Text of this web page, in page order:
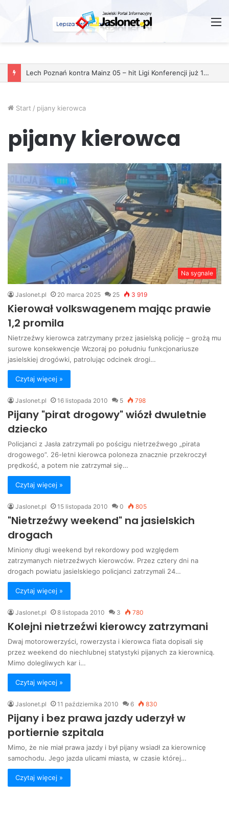
Lech Poznań kontra Mainz 05 – hit Ligi Konferencji już 11 grudnia
Start / pijany kierowca
pijany kierowca
Na sygnale
Jaslonet.pl 20 marca 2025 25 3 919
Kierował volkswagenem mając prawie
1,2 promila
Nietrzeźwy kierowca zatrzymany przez jasielską policję – grożą mu
surowe konsekwencje Wczoraj po południu funkcjonariusze
jasielskiej drogówki, patrolując odcinek drogi…
Czytaj więcej »
Jaslonet.pl 16 listopada 2010 5 798
Pijany "pirat drogowy" wiózł dwuletnie
dziecko
Policjanci z Jasła zatrzymali po pościgu nietrzeźwego „pirata
drogowego”. 26-letni kierowca poloneza znacznie przekroczył
prędkość, a potem nie zatrzymał się…
Czytaj więcej »
Jaslonet.pl 15 listopada 2010 0 805
"Nietrzeźwy weekend" na jasielskich
drogach
Miniony długi weekend był rekordowy pod względem
zatrzymanych nietrzeźwych kierowców. Przez cztery dni na
drogach powiatu jasielskiego policjanci zatrzymali 24…
Czytaj więcej »
Jaslonet.pl 8 listopada 2010 3 780
Kolejni nietrzeźwi kierowcy zatrzymani
Dwaj motorowerzyści, rowerzysta i kierowca fiata dopisali się
przez weekend do niechlubnej statystyki pijanych za kierownicą.
Mimo dolegliwych kar i…
Czytaj więcej »
Jaslonet.pl 11 października 2010 6 830
Pijany i bez prawa jazdy uderzył w
portiernie szpitala
Mimo, że nie miał prawa jazdy i był pijany wsiadł za kierownicę
samochodu. Jego jazda ulicami miasta, w czasie której…
Czytaj więcej »